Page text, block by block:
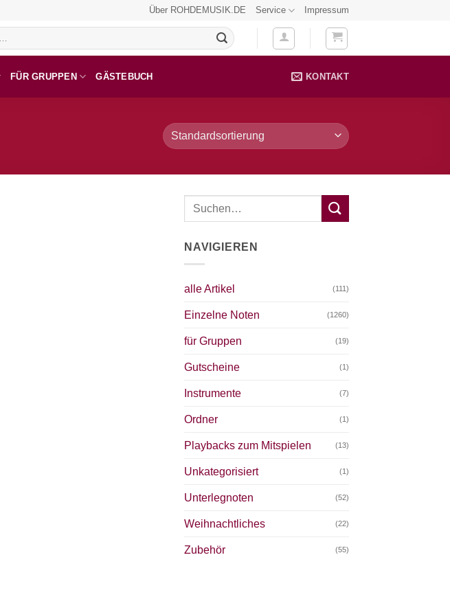
Über ROHDEMUSIK.DE Service Impressum
FÜR GRUPPEN GÄSTEBUCH KONTAKT
NAVIGIEREN
alle Artikel (111)
Einzelne Noten (1260)
für Gruppen (19)
Gutscheine (1)
Instrumente (7)
Ordner (1)
Playbacks zum Mitspielen (13)
Unkategorisiert (1)
Unterlegnoten (52)
Weihnachtliches (22)
Zubehör (55)